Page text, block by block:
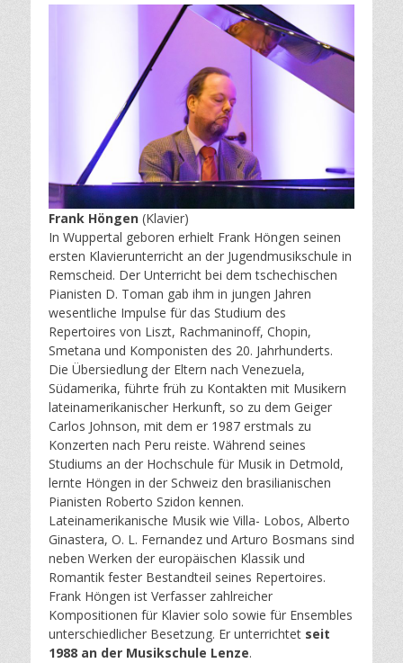
Frank Höngen (Klavier)
In Wuppertal geboren erhielt Frank Höngen seinen
ersten Klavierunterricht an der Jugendmusikschule in
Remscheid. Der Unterricht bei dem tschechischen
Pianisten D. Toman gab ihm in jungen Jahren
wesentliche Impulse für das Studium des
Repertoires von Liszt, Rachmaninoff, Chopin,
Smetana und Komponisten des 20. Jahrhunderts.
Die Übersiedlung der Eltern nach Venezuela,
Südamerika, führte früh zu Kontakten mit Musikern
lateinamerikanischer Herkunft, so zu dem Geiger
Carlos Johnson, mit dem er 1987 erstmals zu
Konzerten nach Peru reiste. Während seines
Studiums an der Hochschule für Musik in Detmold,
lernte Höngen in der Schweiz den brasilianischen
Pianisten Roberto Szidon kennen.
Lateinamerikanische Musik wie Villa- Lobos, Alberto
Ginastera, O. L. Fernandez und Arturo Bosmans sind
neben Werken der europäischen Klassik und
Romantik fester Bestandteil seines Repertoires.
Frank Höngen ist Verfasser zahlreicher
Kompositionen für Klavier solo sowie für Ensembles
unterschiedlicher Besetzung. Er unterrichtet seit
1988 an der Musikschule Lenze.